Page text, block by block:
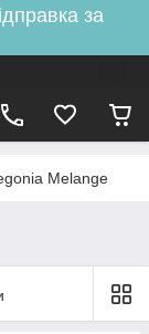
за
Melange